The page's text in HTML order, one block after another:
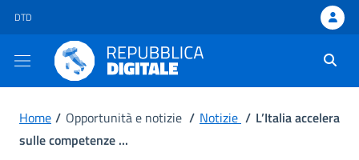
DTD
Ti trovi in:
Home / Opportunità e notizie / Notizie / L’Italia accelera
sulle competenze ...